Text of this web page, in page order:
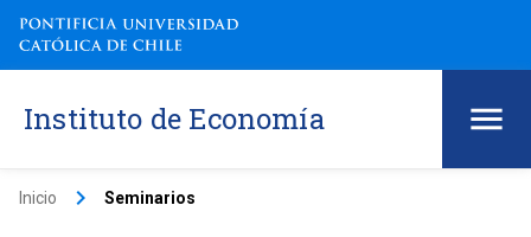
Instituto de Economía
Inicio keyboard_arrow_right Seminarios